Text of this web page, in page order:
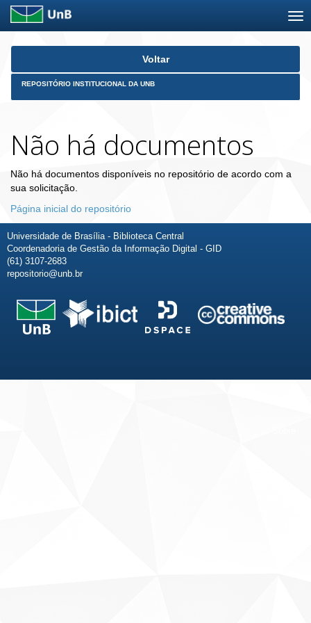
Skip
Voltar
REPOSITÓRIO INSTITUCIONAL DA UNB
Não há documentos
Não há documentos disponíveis no repositório de acordo com a
sua solicitação.
Página inicial do repositório
Universidade de Brasília - Biblioteca Central
Coordenadoria de Gestão da Informação Digital - GID
(61) 3107-2683
repositorio@unb.br